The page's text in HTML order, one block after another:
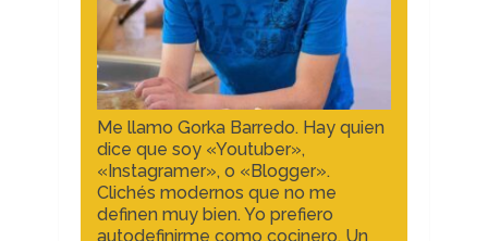
Me llamo Gorka Barredo. Hay quien
dice que soy «Youtuber»,
«Instagramer», o «Blogger».
Clichés modernos que no me
definen muy bien. Yo prefiero
autodefinirme como cocinero. Un